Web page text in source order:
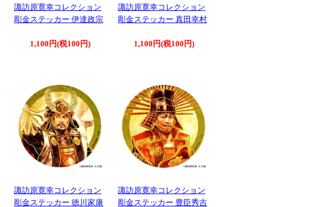
諏訪原寛幸コレクション
彫金ステッカー 伊達政宗
1,100円(税100円)
諏訪原寛幸コレクション
彫金ステッカー 真田幸村
1,100円(税100円)
諏訪原寛幸コレクション
彫金ステッカー 徳川家康
諏訪原寛幸コレクション
彫金ステッカー 豊臣秀吉